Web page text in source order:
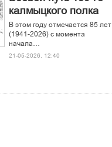
калмыцкого полка
В этом году отмечается 85 лет
(1941-2026) с момента
начала…
21-05-2026, 12:40